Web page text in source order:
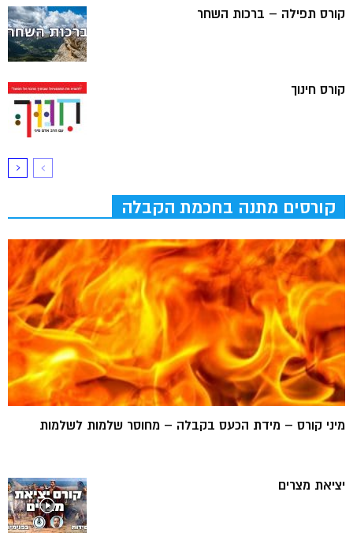
קורס תפילה – ברכות השחר
קורס חינוך
קורסים מתנה בחכמת הקבלה
מיני קורס – מידת הכעס בקבלה – מחוסר שלמות לשלמות
יציאת מצרים